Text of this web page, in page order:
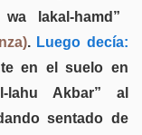
lakal-hamd”
.Luego decía:
en el suelo en
lahu Akbar” al
sentado de